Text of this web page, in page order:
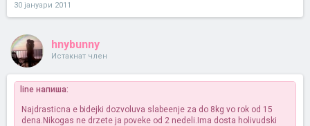
30 јануари 2011
hnybunny
Истакнат член
line напиша:
Najdrasticna e bidejki dozvoluva slabeenje za do 8kg vo rok od 15
dena.Nikogas ne drzete ja poveke od 2 nedeli.Ima dosta holivudski